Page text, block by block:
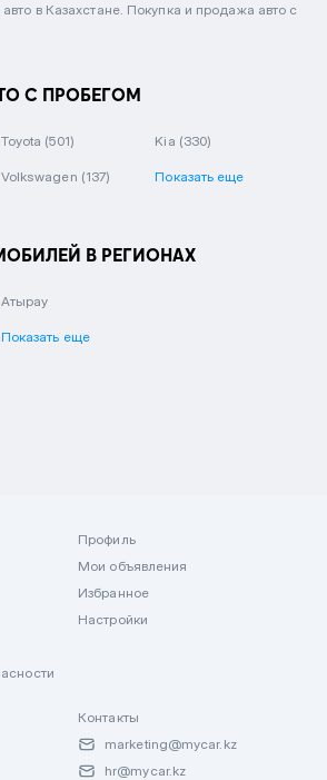
в Казахстане. Покупка и продажа авто с
С ПРОБЕГОМ
Toyota (501) Kia (330)
Volkswagen (137) Показать еще
В РЕГИОНАХ
Атырау
Показать еще
Профиль
Мои объявления
Избранное
Настройки
Контакты
marketing@mycar.kz
hr@mycar.kz